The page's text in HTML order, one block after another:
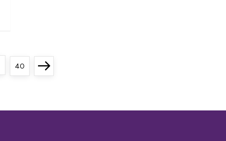
Page
40 Next